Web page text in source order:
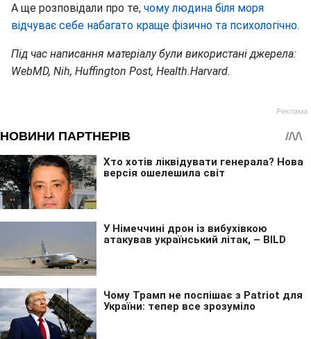
А ще розповідали про те, чому людина біля моря
відчуває себе набагато краще фізично та психологічно.
Під час написання матеріалу були використані джерела:
WebMD, Nih, Huffington Post, Health.Harvard.